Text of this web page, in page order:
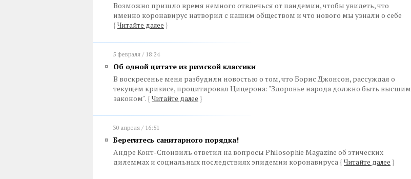
Возможно пришло время немного отвлечься от пандемии, чтобы увидеть, что
именно коронавирус натворил с нашим обществом и что нового мы узнали о себе
{ Читайте далее }
5 февраля / 18:24
Об одной цитате из римской классики
В воскресенье меня разбудили новостью о том, что Борис Джонсон, рассуждая о
текущем кризисе, процитировал Цицерона: "Здоровье народа должно быть высшим
законом". { Читайте далее }
30 апреля / 16:51
Берегитесь санитарного порядка!
Андре Конт-Спонвиль ответил на вопросы Philosophie Magazine об этических
дилеммах и социальных последствиях эпидемии коронавируса { Читайте далее }